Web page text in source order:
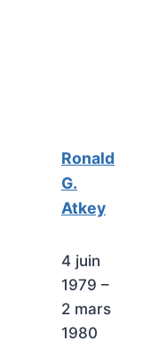
Ronald
G.
Atkey
4 juin
1979 –
2 mars
1980